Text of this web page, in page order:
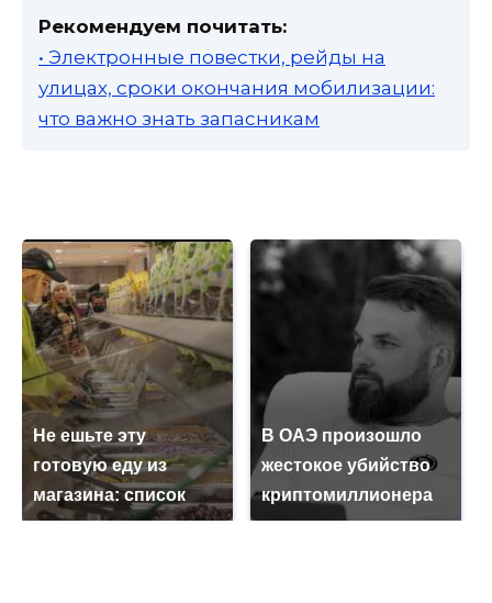
Рекомендуем почитать:
• Электронные повестки, рейды на
улицах, сроки окончания мобилизации:
что важно знать запасникам
Не ешьте эту
готовую еду из
магазина: список
В ОАЭ произошло
жестокое убийство
криптомиллионера